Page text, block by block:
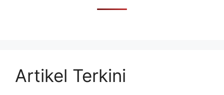
Artikel Terkini